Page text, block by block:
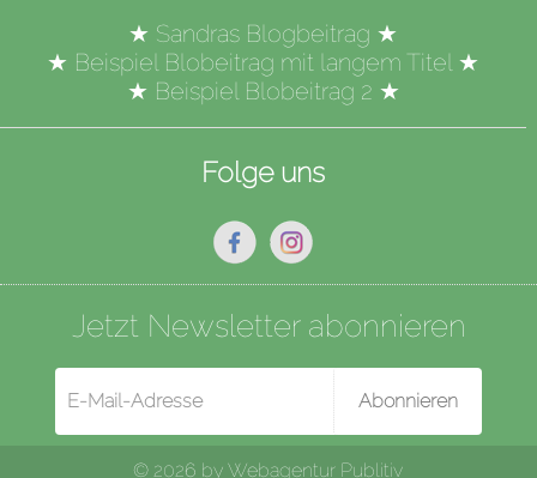
★ Sandras Blogbeitrag ★
★ Beispiel Blobeitrag mit langem Titel★
★ Beispiel Blobeitrag 2 ★
Folge uns
Jetzt Newsletter abonnieren
Abonnieren
© 2026 byWebagentur Publitiv